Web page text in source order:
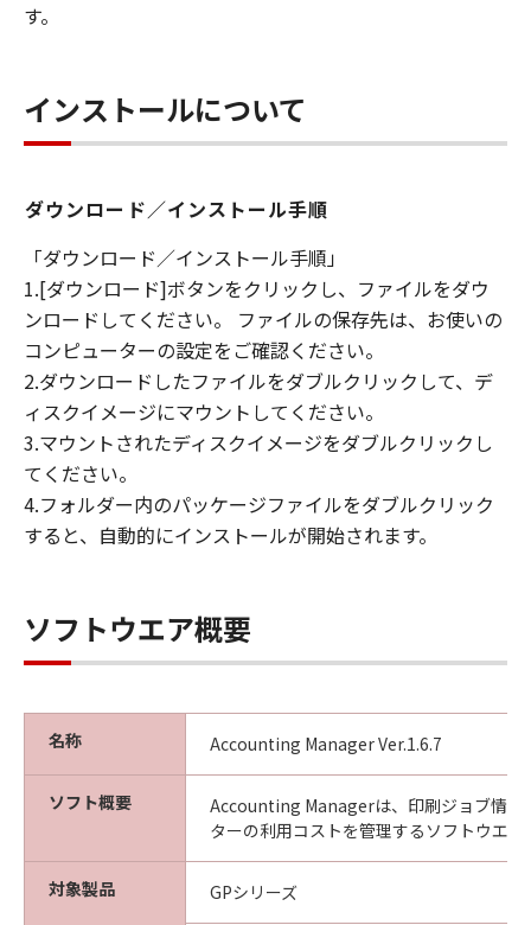
「本ソフトウエア」及びその複製物に係る
権限及び所有権は、その内容によりキヤノ
「許諾ソフトウエア」が、CD-ROM等の記
憶媒体に格納されて提供されている場合、
キヤノンは、お客様が「許諾ソフトウエ
ア」を購入した日から90日の間、「許諾ソ
フトウエア」が格納されている記憶媒体
（以下「メディア」と言います）に物理的
な欠陥がないことを保証します。当該保証
期間中に「メディア」に物理的な欠陥が発
見された場合には、キヤノンは、「メディ
ア」を交換いたします。
状態で使用許諾されます。キヤノン、キヤノン
の関連会社、それらの販売代理店及び販売店
特定の目的への適合性の保証を含め、いかなる
保証も、明示たると黙示たるとを問わず一切し
ないものとします。
(2) キヤノン、キヤノンの関連会社、それらの販
売代理店及び販売店は、「許諾ソフトウエア」
の使用または使用不能から生ずるいかなる損害
（逸失利益及びその他の派生的または付随的な
す。
インストールについて
ダウンロード／インストール手順
「ダウンロード／インストール手順」
1.[ダウンロード]ボタンをクリックし、ファイルをダウ
ンロードしてください。 ファイルの保存先は、お使いの
コンピューターの設定をご確認ください。
2.ダウンロードしたファイルをダブルクリックして、デ
ィスクイメージにマウントしてください。
3.マウントされたディスクイメージをダブルクリックし
てください。
4.フォルダー内のパッケージファイルをダブルクリック
すると、自動的にインストールが開始されます。
ソフトウエア概要
名称 Accounting Manager Ver.1.6.7
ソフト概要
Accounting Managerは、印刷ジョブ情報
ターの利用コストを管理するソフトウエア
対象製品 GPシリーズ